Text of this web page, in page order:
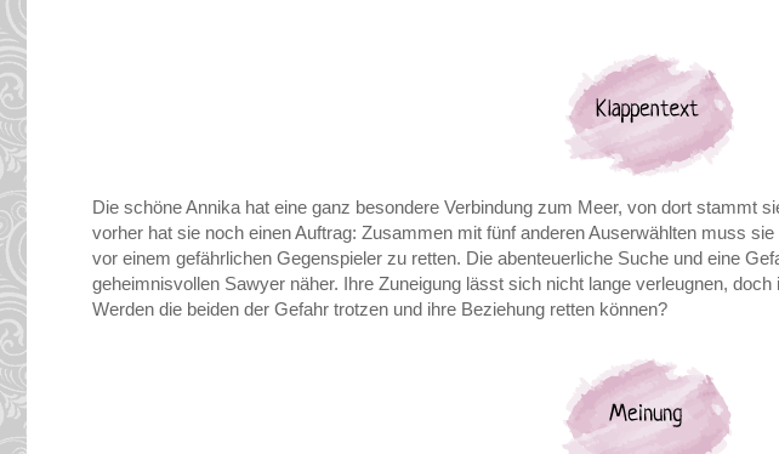
Die schöne Annika hat eine ganz besondere Verbindung zum Meer, von dort stammt
vorher hat sie noch einen Auftrag: Zusammen mit fünf anderen Auserwählten muss
vor einem gefährlichen Gegenspieler zu retten. Die abenteuerliche Suche und eine
geheimnisvollen Sawyer näher. Ihre Zuneigung lässt sich nicht lange verleugnen,
Werden die beiden der Gefahr trotzen und ihre Beziehung retten können?